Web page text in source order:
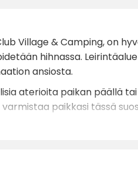
Village & Camping, on
hihnassa.
ansiosta.
aterioita paikan päällä
paikkasi tässä